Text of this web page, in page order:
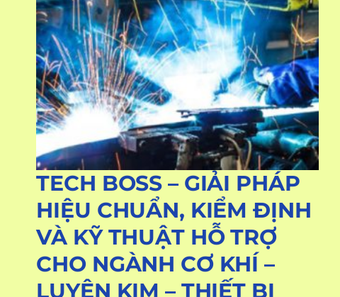
TECH BOSS – GIẢI PHÁP
HIỆU CHUẨN, KIỂM ĐỊNH
VÀ KỸ THUẬT HỖ TRỢ
CHO NGÀNH CƠ KHÍ –
LUYỆN KIM – THIẾT BỊ